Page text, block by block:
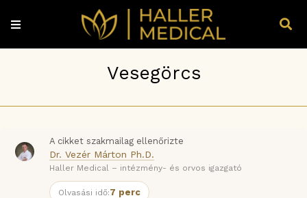
Vesegörcs
A cikket szakmailag ellenőrizte
Dr. Vezér Márton Ph.D.
Haller Medical – intézmény- és orvos igazgató
Olvasási idő:7 perc